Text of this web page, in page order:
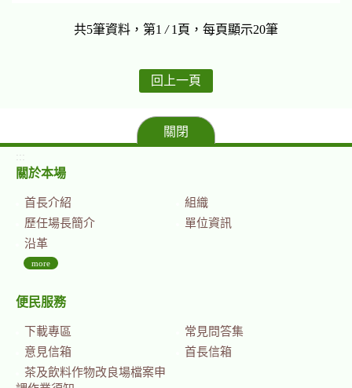
共5筆資料，第1 /1頁，每頁顯示20筆
回上一頁
關閉
:::
關於本場
首長介紹
組織
歷任場長簡介
單位資訊
沿革
more
便民服務
下載專區
常見問答集
意見信箱
首長信箱
茶及飲料作物改良場檔案申